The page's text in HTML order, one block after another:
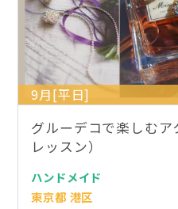
9月[平日]
グルーデコで楽しむ
レッスン）
ハンドメイド
東京都 港区